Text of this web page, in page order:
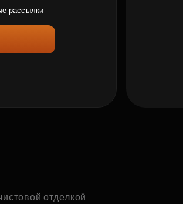
рассылки
отделкой